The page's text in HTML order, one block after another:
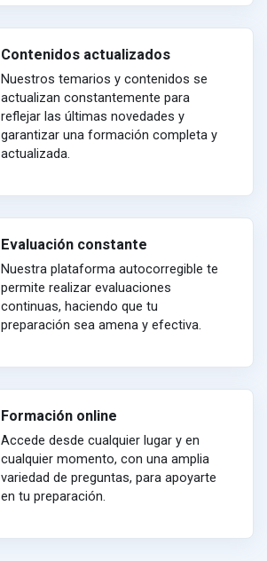
Contenidos actualizados
Nuestros temarios y contenidos se
actualizan constantemente para
reflejar las últimas novedades y
garantizar una formación completa y
actualizada.
Evaluación constante
Nuestra plataforma autocorregible te
permite realizar evaluaciones
continuas, haciendo que tu
preparación sea amena y efectiva.
Formación online
Accede desde cualquier lugar y en
cualquier momento, con una amplia
variedad de preguntas, para apoyarte
en tu preparación.